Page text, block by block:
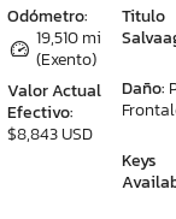
Odómetro:
19,510 mi
(Exento)
Valor Actual
Efectivo:
$8,843 USD
Titulo
Daño:
Keys